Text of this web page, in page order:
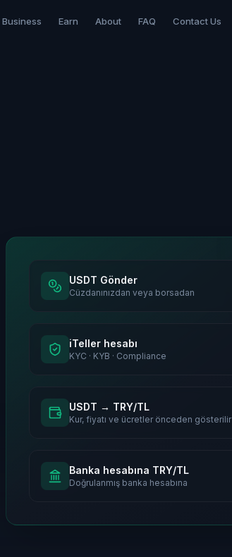
Business Earn About FAQ Contact Us
USDT Gönder
Cüzdanınızdan veya borsadan
iTeller hesabı
KYC · KYB · Compliance
USDT → TRY/TL
Kur, fiyatı ve ücretler önceden gösterilir
Banka hesabına TRY/TL
Doğrulanmış banka hesabına